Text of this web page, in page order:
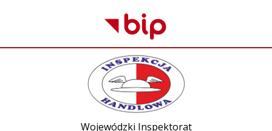
Wojewódzki Inspektorat